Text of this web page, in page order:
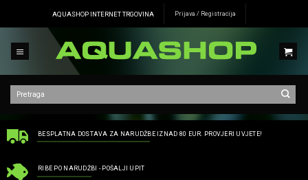
AQUASHOP INTERNET TRGOVINA Prijava / Registracija
BESPLATNA DOSTAVA ZA NARUDŽBE IZNAD 80 EUR. PROVJERI UVJETE!
RIBE PO NARUDŽBI - POŠALJI UPIT